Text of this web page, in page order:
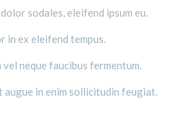
sodales, eleifend ipsum eu.
in ex eleifend tempus.
vel neque faucibus fermentum.
augue in enim sollicitudin feugiat.